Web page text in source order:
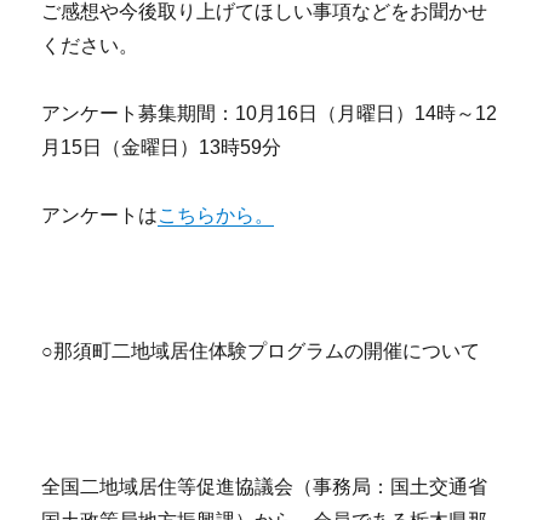
ご感想や今後取り上げてほしい事項などをお聞かせ
ください。
アンケート募集期間：10月16日（月曜日）14時～12
月15日（金曜日）13時59分
アンケートはこちらから。
○那須町二地域居住体験プログラムの開催について
全国二地域居住等促進協議会（事務局：国土交通省